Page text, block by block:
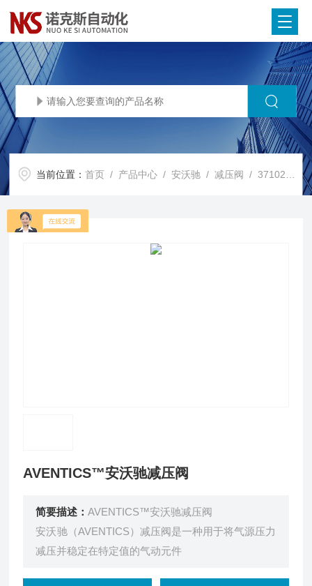
当前位置：首页 / 产品中心 /安沃驰 /减压阀 / 3710290050AVENTICS™安沃驰减压阀
AVENTICS™安沃驰减压阀
简要描述：AVENTICS™安沃驰减压阀
安沃驰（AVENTICS）减压阀是一种用于将气源压力
减压并稳定在特定值的气动元件